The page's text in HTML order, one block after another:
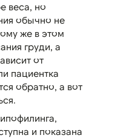
веса, но
обычно не
же в этом
груди, а
от
пациентка
обратно, а вот
и показана